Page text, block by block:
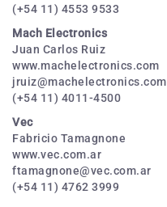
(+54 11) 4553 9533
Mach Electronics
Juan Carlos Ruiz
www.machelectronics.com
jruiz@machelectronics.com
(+54 11) 4011-4500
Vec
Fabricio Tamagnone
www.vec.com.ar
ftamagnone@vec.com.ar
(+54 11) 4762 3999